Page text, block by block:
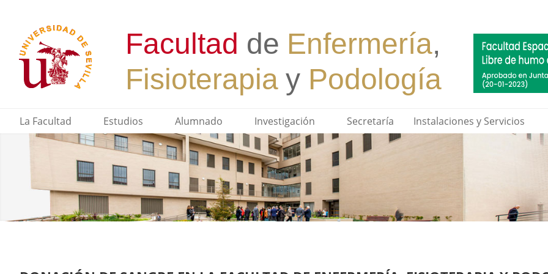
La Facultad Estudios Alumnado Investigación Secretaría Instalaciones y Servicios